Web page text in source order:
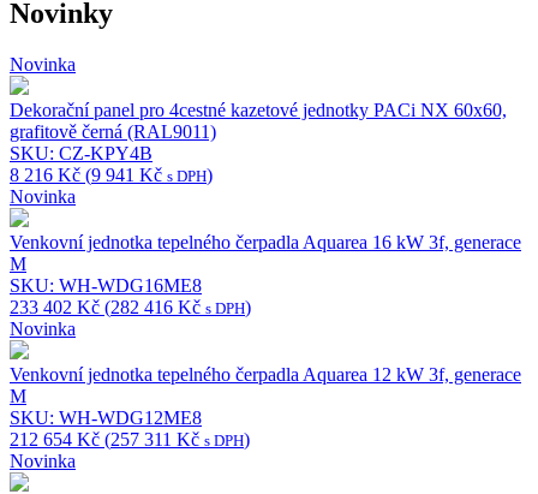
Novinky
Novinka
Dekorační panel pro 4cestné kazetové jednotky PACi NX 60x60,
grafitově černá (RAL9011)
SKU: CZ-KPY4B
8 216 Kč (9 941 Kč s DPH)
Novinka
Venkovní jednotka tepelného čerpadla Aquarea 16 kW 3f, generace
M
SKU: WH-WDG16ME8
233 402 Kč (282 416 Kč s DPH)
Novinka
Venkovní jednotka tepelného čerpadla Aquarea 12 kW 3f, generace
M
SKU: WH-WDG12ME8
212 654 Kč (257 311 Kč s DPH)
Novinka